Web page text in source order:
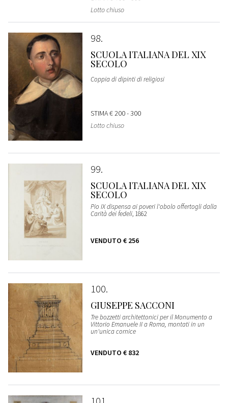
Lotto chiuso
98
SCUOLA ITALIANA DEL XIX
SECOLO
Coppia di dipinti di religiosi
STIMA€ 200 - 300
Lotto chiuso
99
SCUOLA ITALIANA DEL XIX
SECOLO
Pio IX dispensa ai poveri l'obolo offertogli dalla
Carità dei fedeli, 1862
VENDUTO € 256
100
GIUSEPPE SACCONI
Tre bozzetti architettonici per il Monumento a
Vittorio Emanuele II a Roma, montati in un
un'unica cornice
VENDUTO € 832